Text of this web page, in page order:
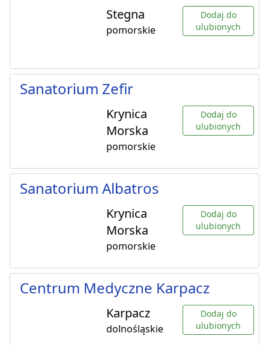
Stegna
pomorskie
Dodaj do
ulubionych
Sanatorium Zefir
Krynica
Morska
pomorskie
Dodaj do
ulubionych
Sanatorium Albatros
Krynica
Morska
pomorskie
Dodaj do
ulubionych
Centrum Medyczne Karpacz
Karpacz
dolnośląskie
Dodaj do
ulubionych